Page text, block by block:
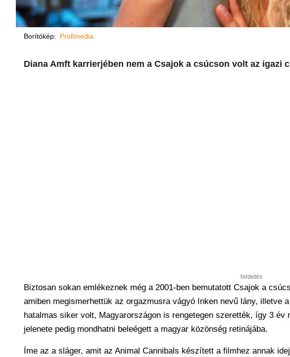
Borítókép: Profimedia
Diana Amft karrierjében nem a Csajok a csúcson volt az igazi
hirdetés
Biztosan sokan emlékeznek még a 2001-ben bemutatott Csajok a
amiben megismerhettük az orgazmusra vágyó Inken nevű lány, illetve
hatalmas siker volt, Magyarországon is rengetegen szerették, így 3
jelenete pedig mondhatni beleégett a magyar közönség retinájába.
Íme az a sláger, amit az Animal Cannibals készített a filmhez annak